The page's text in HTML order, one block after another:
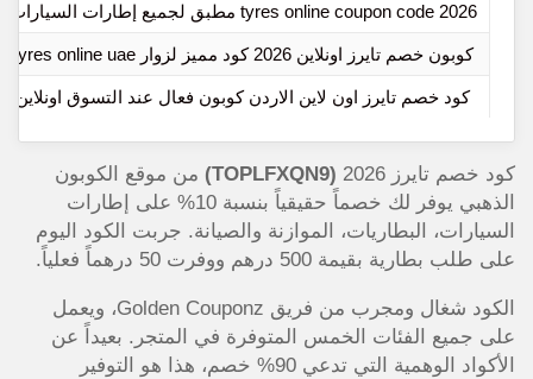
tyres online coupon code 2026 مطبق لجميع إطارات السيارات
كوبون خصم تايرز اونلاين 2026 كود مميز لزوار tyres online uae
كود خصم تايرز اون لاين الاردن كوبون فعال عند التسوق اونلاين
كود خصم تايرز 2026 (TOPLFXQN9)
من موقع الكوبون
الذهبي يوفر لك خصماً حقيقياً بنسبة 10% على إطارات
السيارات، البطاريات، الموازنة والصيانة. جربت الكود اليوم
على طلب بطارية بقيمة 500 درهم ووفرت 50 درهماً فعلياً.
الكود شغال ومجرب من فريق Golden Couponz، ويعمل
على جميع الفئات الخمس المتوفرة في المتجر. بعيداً عن
الأكواد الوهمية التي تدعي 90% خصم، هذا هو التوفير